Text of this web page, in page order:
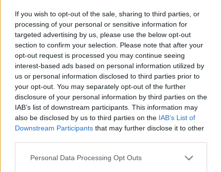
If you wish to opt-out of the sale, sharing to third parties, or
processing of your personal or sensitive information for
targeted advertising by us, please use the below opt-out
section to confirm your selection. Please note that after your
opt-out request is processed you may continue seeing
interest-based ads based on personal information utilized by
us or personal information disclosed to third parties prior to
your opt-out. You may separately opt-out of the further
disclosure of your personal information by third parties on the
IAB’s list of downstream participants. This information may
also be disclosed by us to third parties on the IAB’s List of
Downstream Participants that may further disclose it to other
Personal Data Processing Opt Outs
Zobacz także
Mosbacher zaskakująco o Polsce.
"Zrobiliście to, co nigdy w historii się
nie wydarzyło"
Niczego lepszego przed świętami nie
zobaczycie! Genialny filmik
dyplomatów USA
Nie przegap żadnej ważnej wiadomości i
obserwuj nas w Google News!